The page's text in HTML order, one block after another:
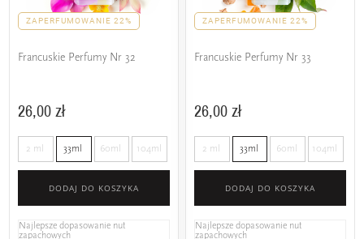
ZAPERFUMOWANIE 22%
Francuskie Perfumy Nr 32
26,00 zł
2 ml 33ml 60ml 104ml
DODAJ DO KOSZYKA
Najlepsze dopasowanie nut
zapachowych
ZAPERFUMOWANIE 22%
Francuskie Perfumy Nr 33
26,00 zł
2 ml 33ml 60ml 104ml
DODAJ DO KOSZYKA
Najlepsze dopasowanie nut
zapachowych